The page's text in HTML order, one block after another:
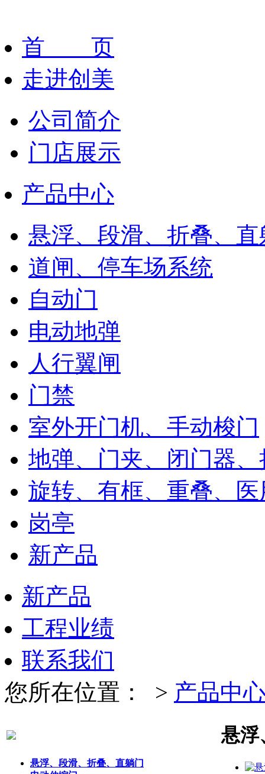
首 页
走进创美
公司简介
门店展示
产品中心
悬浮、段滑、折叠、直
道闸、停车场系统
自动门
电动地弹
人行翼闸
门禁
室外开门机、手动梭门
地弹、门夹、闭门器、
旋转、有框、重叠、医
岗亭
新产品
新产品
工程业绩
联系我们
您所在位置：
> 产品中
悬浮、段滑、折叠、直躺门
悬浮